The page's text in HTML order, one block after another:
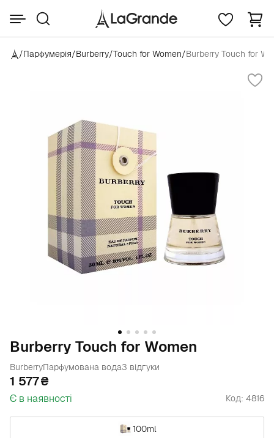
/Парфумерія/Burberry/Touch for Women/Burberry Touch for
Burberry Touch for Women
BurberryПарфумована вода3 відгуки
1 577
Є в наявності Код: 4816
100ml